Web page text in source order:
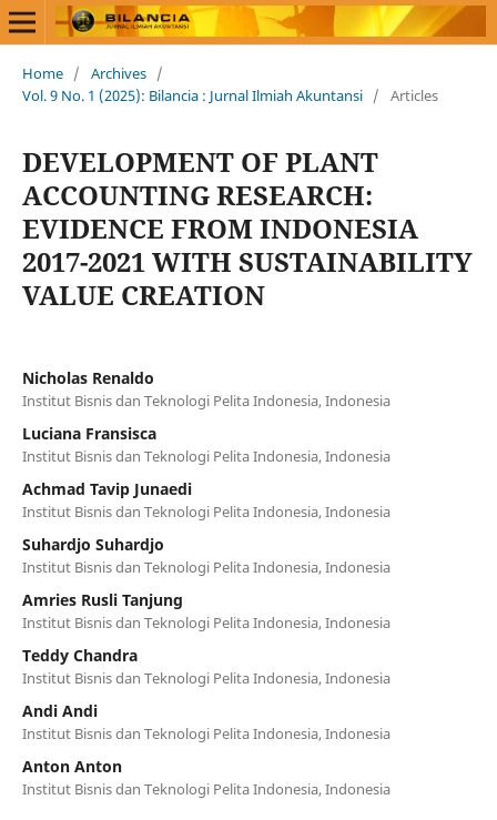
Home / Archives /
Vol. 9 No. 1 (2025): Bilancia : Jurnal Ilmiah Akuntansi / Articles
DEVELOPMENT OF PLANT
ACCOUNTING RESEARCH:
EVIDENCE FROM INDONESIA
2017-2021 WITH SUSTAINABILITY
VALUE CREATION
Nicholas Renaldo
Institut Bisnis dan Teknologi Pelita Indonesia, Indonesia
Luciana Fransisca
Institut Bisnis dan Teknologi Pelita Indonesia, Indonesia
Achmad Tavip Junaedi
Institut Bisnis dan Teknologi Pelita Indonesia, Indonesia
Suhardjo Suhardjo
Institut Bisnis dan Teknologi Pelita Indonesia, Indonesia
Amries Rusli Tanjung
Institut Bisnis dan Teknologi Pelita Indonesia, Indonesia
Teddy Chandra
Institut Bisnis dan Teknologi Pelita Indonesia, Indonesia
Andi Andi
Institut Bisnis dan Teknologi Pelita Indonesia, Indonesia
Anton Anton
Institut Bisnis dan Teknologi Pelita Indonesia, Indonesia